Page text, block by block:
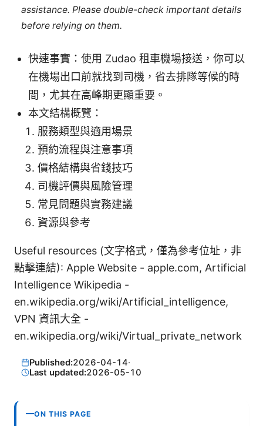
assistance. Please double-check important details
before relying on them.
快速事實：使用 Zudao 租車機場接送，你可以
在機場出口前就找到司機，省去排隊等候的時
間，尤其在高峰期更顯重要。
本文結構概覽：
服務類型與適用場景
預約流程與注意事項
價格結構與省錢技巧
司機評價與風險管理
常見問題與實務建議
資源與參考
Useful resources (文字格式，僅為參考位址，非
點擊連結): Apple Website - apple.com, Artificial
Intelligence Wikipedia -
en.wikipedia.org/wiki/Artificial_intelligence,
VPN 資訊大全 -
en.wikipedia.org/wiki/Virtual_private_network
Published:2026-04-14·
Last updated:2026-05-10
ON THIS PAGE